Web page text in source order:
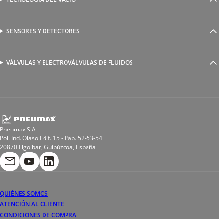
Reguladores de caudal
Racores para soldadura
Válvulas y electroválvulas
SENSORES Y DETECTORES
Detectores magnéticos
VÁLVULAS Y ELECTROVÁLVULAS DE FLUIDOS
Electroválvulas de acción directa
Bobinas
Pneumax S.A.
Pol. Ind. Olaso Edif. 15 - Pab. 52-53-54
20870 Elgoibar, Guipúzcoa, España
QUIÉNES SOMOS
ATENCIÓN AL CLIENTE
CONDICIONES DE COMPRA